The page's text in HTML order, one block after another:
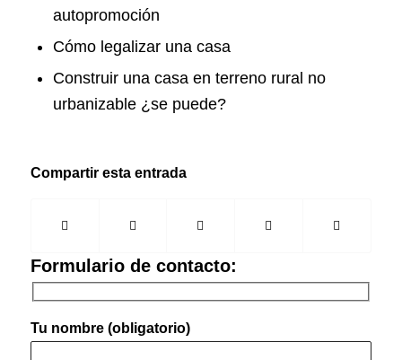
autopromoción
Cómo legalizar una casa
Construir una casa en terreno rural no
urbanizable ¿se puede?
Compartir esta entrada
Formulario de contacto:
Tu nombre (obligatorio)